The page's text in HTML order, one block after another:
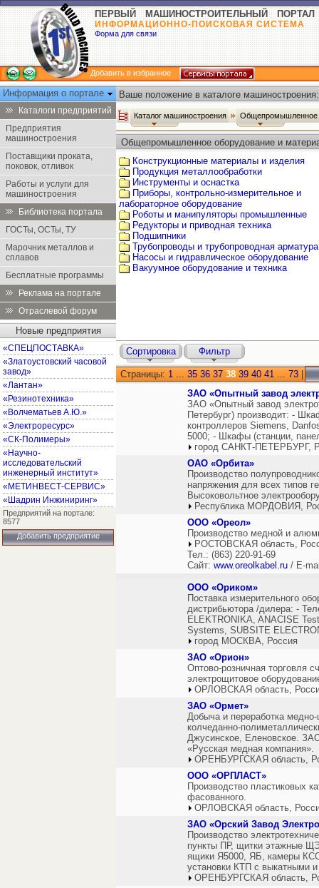
ПЕРВЫЙ МАШИНОСТРОИТЕЛЬНЫЙ ПОРТАЛ
ИНФОРМАЦИОННО-ПОИСКОВАЯ СИСТЕМА
Форма для связи
Добавить в избранное
Информация о портале
Каталоги предприятий
Предприятия
машиностроения
Поставщики проката,
поковок, отливок
Работы и услуги для
машиностроения
Библиотека портала
ГОСТы, ОСТы, ТУ
Марочник металлов и
сплавов
Бесплатные программы
Реклама на портале
Отраслевой форум
Новые предприятия
«СПЕЦПОСТАВКА»
«Златоустовский часовой
завод»
«Лантан»
«Резинотехника»
«Волчематьев А.Ю.»
«Электроресурс»
«СК-Полимеры»
«Научно-
исследовательский
инженерный институт»
«МЕТИНВЕСТ-СЕРВИС»
«Шадрин Инжиниринг»
Предприятий на портале:
8577
Добавить предприятие
Ваше положение в каталоге машиностроения:
Каталог машиностроения Общепромышленное
Общепромышленное оборудование и
Конструкционные материалы и изделия
Продукция металлообработки
Инструменты и оснастка
Приборы, контрольно-измерительное и
лабораторное оборудование
Роботы и манипуляторы промышленные
Редукторы и приводная техника
Подшипники
Трубопроводы и трубопроводная арматура
Насосы и гидравлическое оборудование
Вакуумное оборудование и техника
Сортировка Фильтр
Страницы: 1 ... 35 36 37 38 39 40 41 ... 73
ЗАО «Опытный завод
ЗАО «Опытный завод
Петербург) производит: -
контроллеров Siemens,
5000; - Шкафы (станции,
город САНКТ-ПЕТЕРБУРГ,
ОАО «Орбита»
Производство
напряжения для всех типов
Высоковольтное
Республика МОРДОВИЯ,
ООО «Ореол»
Производство медной и
РОСТОВСКАЯ область,
Тел.: (863) 220-91-69
Сайт: www.oreolkabel.ru / E-
ООО «Ориком»
Поставка измерительного
дистрибьютора /дилера: -
ELEKTRONIKA, ANACISE
Systems, SUBSITE
город МОСКВА, Россия
ЗАО «Орион»
Оптово-розничная торговля
электрощитовое
ОРЛОВСКАЯ область,
ЗАО «Ормет»
Добыча и переработка
колчеданно-
Джусинское, Еленовское.
«Русская медная компания».
ОРЕНБУРГСКАЯ область,
ООО «ОРПЛАСТ»
Производство пластиковых
фасованного.
ОРЛОВСКАЯ область,
ЗАО «Орский Завод
Производство
пункты ПР, щитки этажные
ящики Я5000, ЯБ, камеры
установки КТП с выкатными
ОРЕНБУРГСКАЯ область,